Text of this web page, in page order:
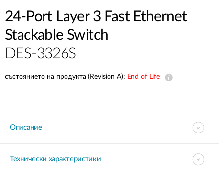
24-Port Layer 3 Fast Ethernet
Stackable Switch
DES-3326S
състоянието на продукта (Revision A): End of Life
Описание
Технически характеристики